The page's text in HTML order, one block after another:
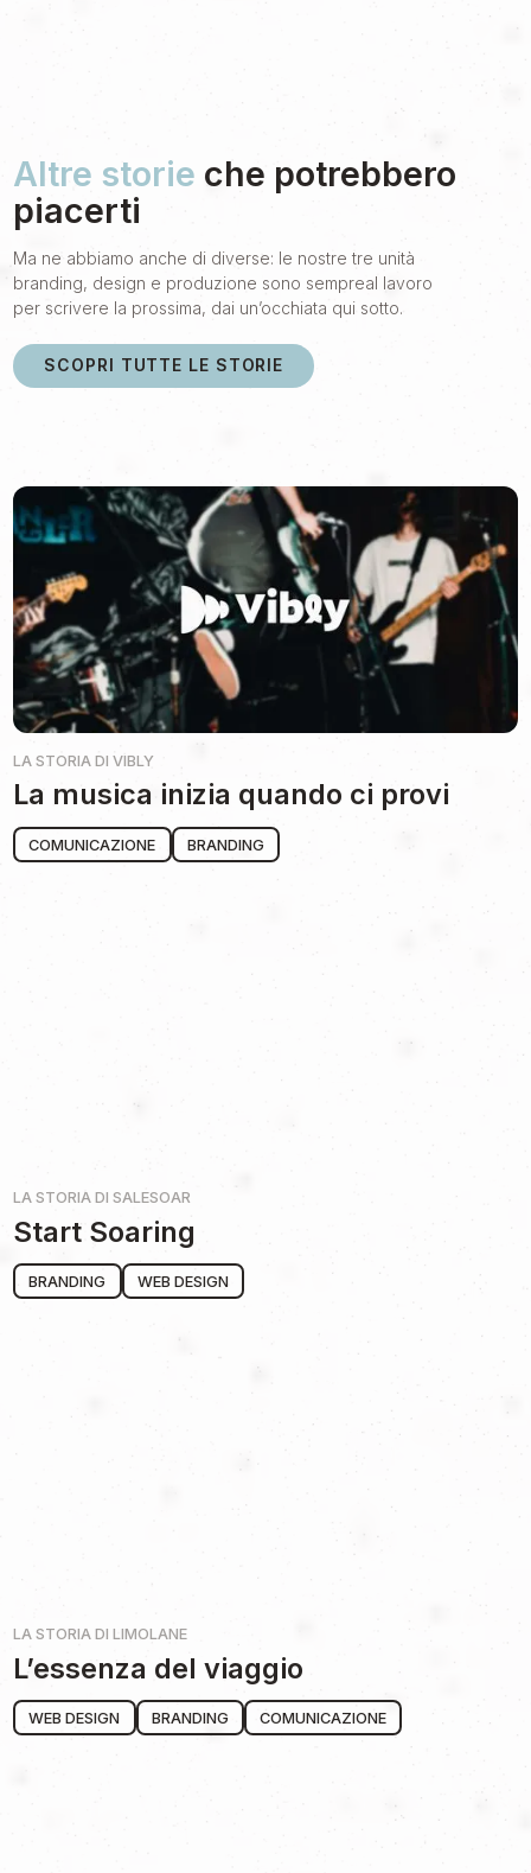
Altre storie che potrebbero
piacerti
Ma ne abbiamo anche di diverse: le nostre tre unità
branding, design e produzione sono sempreal lavoro
per scrivere la prossima, dai un’occhiata qui sotto.
SCOPRI TUTTE LE STORIE
LA STORIA DIVIBLY
La musica inizia quando ci provi
COMUNICAZIONE BRANDING
LA STORIA DISALESOAR
Start Soaring
BRANDING WEB DESIGN
LA STORIA DILIMOLANE
L’essenza del viaggio
WEB DESIGN BRANDING COMUNICAZIONE